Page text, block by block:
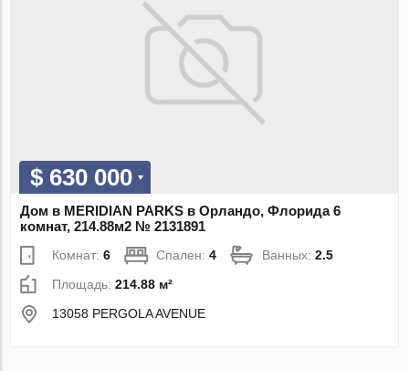
$ 630 000
Дом в MERIDIAN PARKS в Орландо, Флорида 6
комнат, 214.88м2 № 2131891
Комнат:6 Спален:4 Ванных:2.5
Площадь:214.88 м²
13058 PERGOLA AVENUE